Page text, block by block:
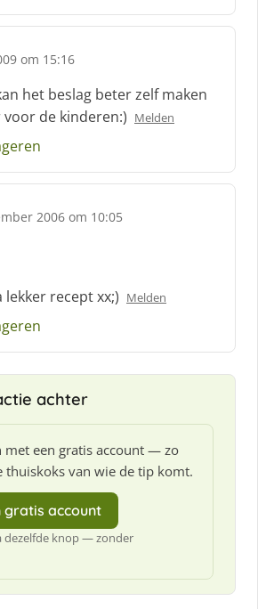
om 15:16
het beslag beter zelf maken
de kinderen:) Melden
2006 om 10:05
lekker recept xx;) Melden
achter
met een gratis account — zo
thuiskoks van wie de tip komt.
gratis account
dezelfde knop — zonder